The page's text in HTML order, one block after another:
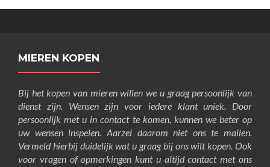
MIEREN KOPEN
Bij het kopen van mieren willen we u graag persoonlijk van
dienst zijn. Wensen zijn voor iedere klant uniek. Door
persoonlijk met u in contact te komen, kunnen we beter op
uw wensen inspelen. Aarzel daarom niet ons te mailen.
Vermeld hierbij duidelijk wat u graag bij ons wilt kopen. Ook
voor vragen of opmerkingen kunt u altijd contact met ons